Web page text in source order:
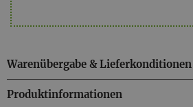
Warenübergabe & Lieferkonditionen
Produktinformationen